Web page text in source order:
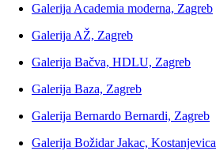
Galerija Academia moderna, Zagreb
Galerija AŽ, Zagreb
Galerija Bačva, HDLU, Zagreb
Galerija Baza, Zagreb
Galerija Bernardo Bernardi, Zagreb
Galerija Božidar Jakac, Kostanjevica